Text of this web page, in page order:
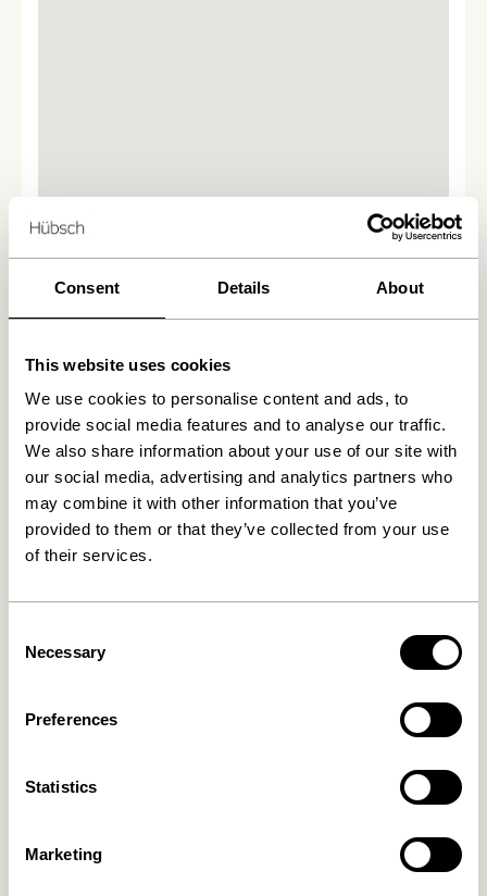
Consent Details About
This website uses cookies
We use cookies to personalise content and ads, to
provide social media features and to analyse our traffic.
We also share information about your use of our site with
our social media, advertising and analytics partners who
may combine it with other information that you’ve
provided to them or that they’ve collected from your use
of their services.
Selection
Necessary
Preferences
Statistics
Marketing
Vi fandtbutikker